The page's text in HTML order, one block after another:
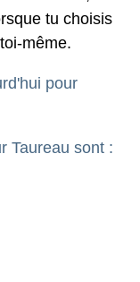
tu choisis
même.
pour
Taureau sont :